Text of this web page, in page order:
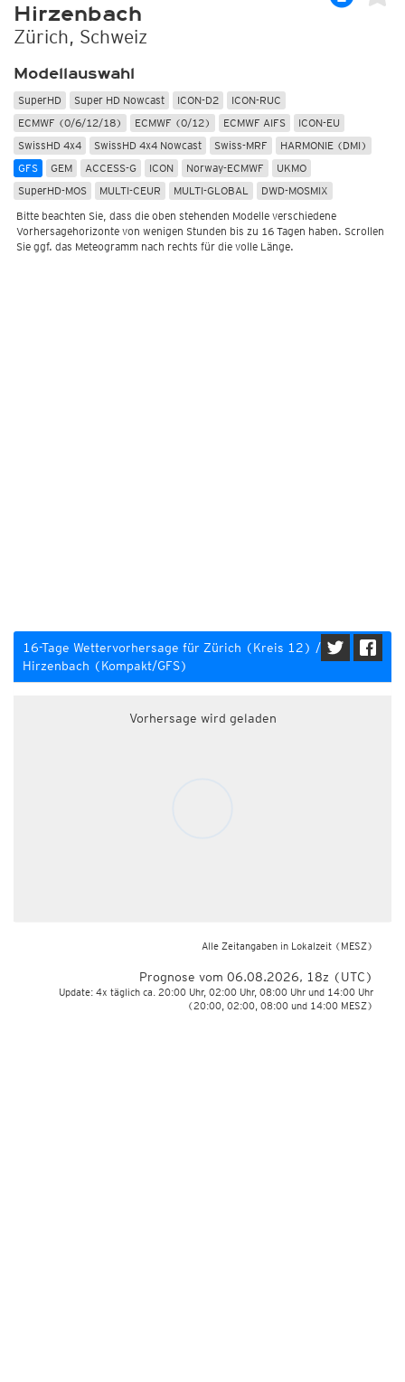
Hirzenbach
Zürich, Schweiz
Modellauswahl
SuperHD Super HD Nowcast ICON-D2
ICON-RUC
ECMWF (0/6/12/18)
ECMWF (0/12) ECMWF AIFS
ICON-EU
SwissHD 4x4
SwissHD 4x4 Nowcast Swiss-MRF
HARMONIE (DMI)
GFS
GEM ACCESS-G ICON Norway-ECMWF
UKMO
SuperHD-MOS
MULTI-CEUR MULTI-GLOBAL DWD-MOSMIX
Bitte beachten Sie, dass die oben stehenden Modelle verschiedene
Vorhersagehorizonte von wenigen Stunden bis zu 16 Tagen haben. Scrollen
Sie ggf. das Meteogramm nach rechts für die volle Länge.
16-Tage Wettervorhersage für Zürich (Kreis 12) /
Hirzenbach (Kompakt/GFS)
Vorhersage wird geladen
Alle Zeitangaben in Lokalzeit (MESZ)
Prognose vom 06.08.2026, 18z (UTC)
Update: 4x täglich ca. 20:00 Uhr, 02:00 Uhr, 08:00 Uhr und 14:00 Uhr
(20:00, 02:00, 08:00 und 14:00 MESZ)